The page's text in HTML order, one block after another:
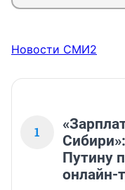
Новости СМИ2
1
Путину
онлайн-